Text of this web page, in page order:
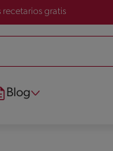
recetarios gratis
Blog